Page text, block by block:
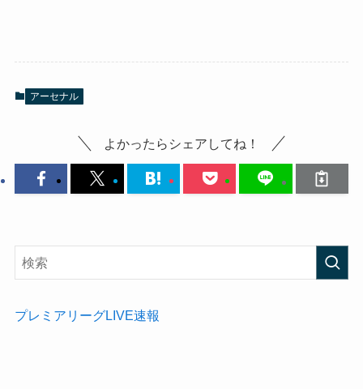
アーセナル
よかったらシェアしてね！
プレミアリーグLIVE速報